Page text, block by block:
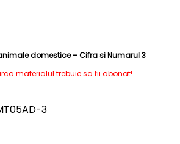
domestice – Cifra si Numarul 3
materialul trebuie sa fii abonat!
3